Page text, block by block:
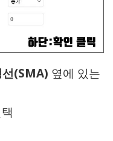
선(SMA) 옆에 있는